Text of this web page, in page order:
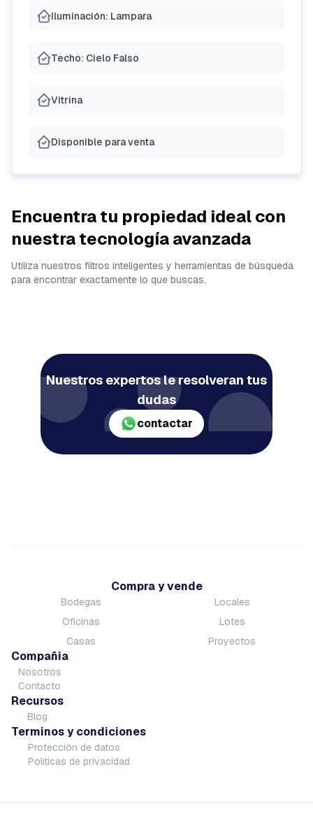
Iluminación: Lampara
Techo: Cielo Falso
Vitrina
Disponible para venta
Encuentra tu propiedad ideal con
nuestra tecnología avanzada
Utiliza nuestros filtros inteligentes y herramientas de búsqueda
para encontrar exactamente lo que buscas.
Nuestros expertos le resolveran tus
dudas
contactar
Compra y vende
Bodegas
Locales
Oficinas
Lotes
Casas
Proyectos
Compañia
Nosotros
Contacto
Recursos
Blog
Terminos y condiciones
Protección de datos
Politicas de privacidad